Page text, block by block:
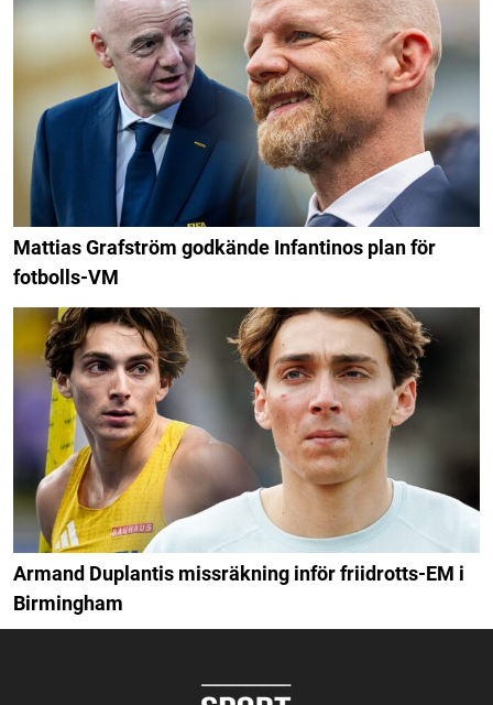
Mattias Grafström godkände Infantinos plan för
fotbolls-VM
Armand Duplantis missräkning inför friidrotts-EM i
Birmingham